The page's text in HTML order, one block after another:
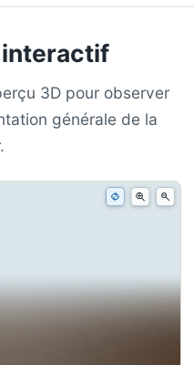
3D pour observer
générale de la